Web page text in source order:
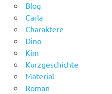
Blog
Carla
Charaktere
Dino
Kim
Kurzgeschichte
Material
Roman